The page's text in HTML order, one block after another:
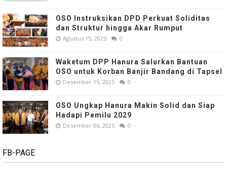
OSO Instruksikan DPD Perkuat Soliditas
dan Struktur hingga Akar Rumput
Agustus 15, 2025 0
Waketum DPP Hanura Salurkan Bantuan
OSO untuk Korban Banjir Bandang di Tapsel
Desember 15, 2025 0
OSO Ungkap Hanura Makin Solid dan Siap
Hadapi Pemilu 2029
Desember 06, 2025 0
FB-PAGE